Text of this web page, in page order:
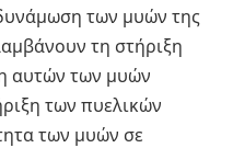
των μυών της
τη στήριξη
αυτών των μυών
των πυελικών
των μυών σε